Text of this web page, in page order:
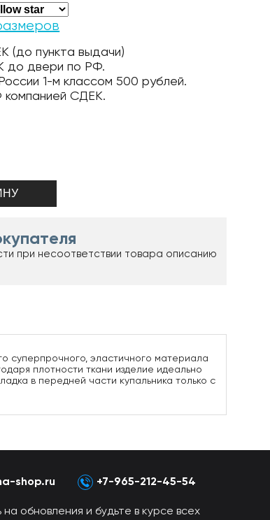
(до пункта выдачи)
до двери по РФ.
1-м классом 500 рублей.
СДЕК.
при несоответствии товара описанию
суперпрочного, эластичного материала
плотности ткани изделие идеально
в передней части купальника только с
shop.ru +7-965-212-45-54
обновления и будьте в курсе всех